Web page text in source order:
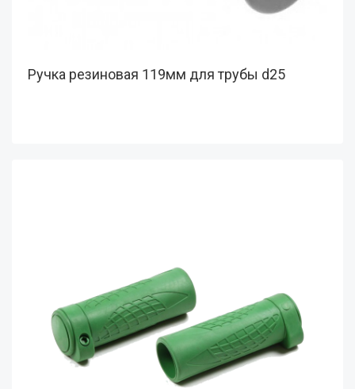
Ручка резиновая 119мм для трубы d25